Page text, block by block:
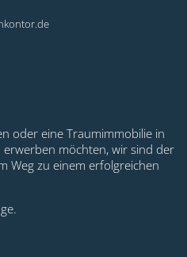
oder eine Traumimmobilie in
möchten, wir sind der
Weg zu einem erfolgreichen